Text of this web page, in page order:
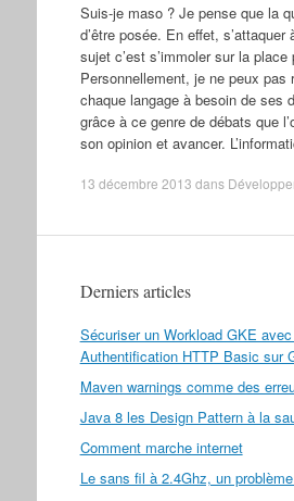
Suis-je maso ? Je pense que la
d’être posée. En effet, s’attaquer
sujet c’est s’immoler sur la place
Personnellement, je ne peux pas
chaque langage à besoin de ses
grâce à ce genre de débats que
son opinion et avancer.
13 décembre 2013 dans
Derniers articles
Sécuriser un Workload GKE
Authentification HTTP Basic sur
Maven warnings comme des
Java 8 les Design Pattern à la
Comment marche internet
Le sans fil à 2.4Ghz, un